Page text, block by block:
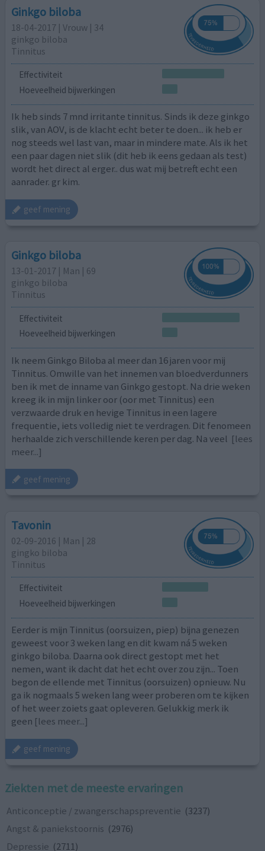
Ginkgo biloba
18-04-2017 | Vrouw | 34
ginkgo biloba
Tinnitus
Effectiviteit
Hoeveelheid bijwerkingen
Ik heb sinds 7 mnd irritante tinnitus. Sinds ik deze ginkgo
slik, van AOV, is de klacht echt beter te doen... ik heb er
nog steeds wel last van, maar in mindere mate. Als ik het
een paar dagen niet slik (dit heb ik eens gedaan als test)
wordt het direct al erger.. dus wat mij betreft echt een
aanrader. gr kim.
geef mening
Ginkgo biloba
13-01-2017 | Man | 69
ginkgo biloba
Tinnitus
Effectiviteit
Hoeveelheid bijwerkingen
Ik neem Ginkgo Biloba al meer dan 16 jaren voor mij
Tinnitus. Omwille van het innemen van bloedverdunners
ben ik met de inname van Ginkgo gestopt. Na drie weken
kreeg ik in mijn linker oor (oor met Tinnitus) een
verzwaarde druk en hevige Tinnitus in een lagere
frequentie, iets volledig niet te verdragen. Dit fenomeen
herhaalde zich verschillende keren per dag. Na veel [lees
meer...]
geef mening
Tavonin
02-09-2016 | Man | 28
gingko biloba
Tinnitus
Effectiviteit
Hoeveelheid bijwerkingen
Eerder is mijn Tinnitus (oorsuizen, piep) bijna genezen
geweest voor 3 weken lang en dit kwam ná 5 weken
ginkgo biloba. Daarna ook direct gestopt met het
nemen, want ik dacht dat het echt over zou zijn... Toen
begon de ellende met Tinnitus (oorsuizen) opnieuw. Nu
ga ik nogmaals 5 weken lang weer proberen om te kijken
of het weer zoiets gaat opleveren. Gelukkig merk ik
geen [lees meer...]
geef mening
Ziekten met de meeste ervaringen
Anticonceptie / zwangerschapspreventie (3237)
Angst & paniekstoornis (2976)
Depressie (2711)